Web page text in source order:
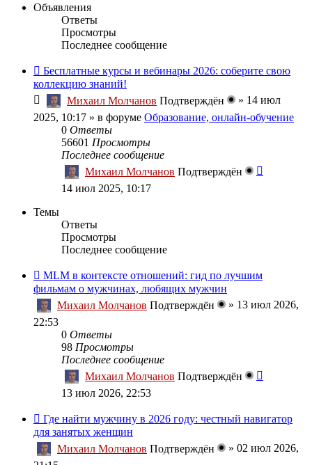
Объявления
Ответы
Просмотры
Последнее сообщение
Бесплатные курсы и вебинары 2026: соберите свою
коллекцию знаний!
Михаил Молчанов Подтверждён » 14 июл
2025, 10:17 » в форуме Образование, онлайн-обучение
0 Ответы
56601 Просмотры
Последнее сообщение
Михаил Молчанов Подтверждён
14 июл 2025, 10:17
Темы
Ответы
Просмотры
Последнее сообщение
MLM в контексте отношений: гид по лучшим
фильмам о мужчинах, любящих мужчин
Михаил Молчанов Подтверждён » 13 июл 2026,
22:53
0 Ответы
98 Просмотры
Последнее сообщение
Михаил Молчанов Подтверждён
13 июл 2026, 22:53
Где найти мужчину в 2026 году: честный навигатор
для занятых женщин
Михаил Молчанов Подтверждён » 02 июл 2026,